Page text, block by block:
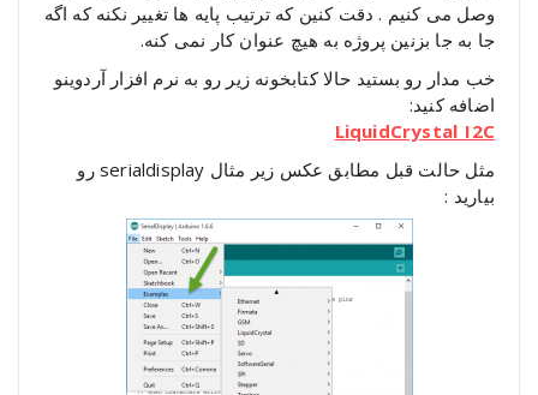
وصل می کنیم . دقت کنین که ترتیب پایه ها تغییر نکنه که اگه
جا به جا بزنین پروژه به هیچ عنوان کار نمی کنه.
خب مدار رو بستید حالا کتابخونه زیر رو به نرم افزار آردوینو
اضافه کنید:
LiquidCrystal_I2C
مثل حالت قبل مطابق عکس زیر مثال serialdisplay رو
بیارید :